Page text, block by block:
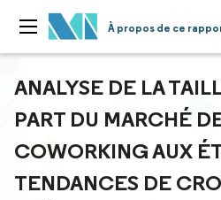
À propos de ce
ANALYSE DE LA
PART DU MARCHÉ
COWORKING AUX
TENDANCES DE